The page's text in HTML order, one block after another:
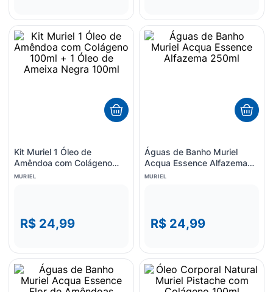
Kit Muriel 1 Óleo de
Amêndoa com Colágeno
100ml + 1 Óleo de Ameixa
MURIEL
R$ 24,99
Águas de Banho Muriel
Acqua Essence Alfazema
250ml
MURIEL
R$ 24,99